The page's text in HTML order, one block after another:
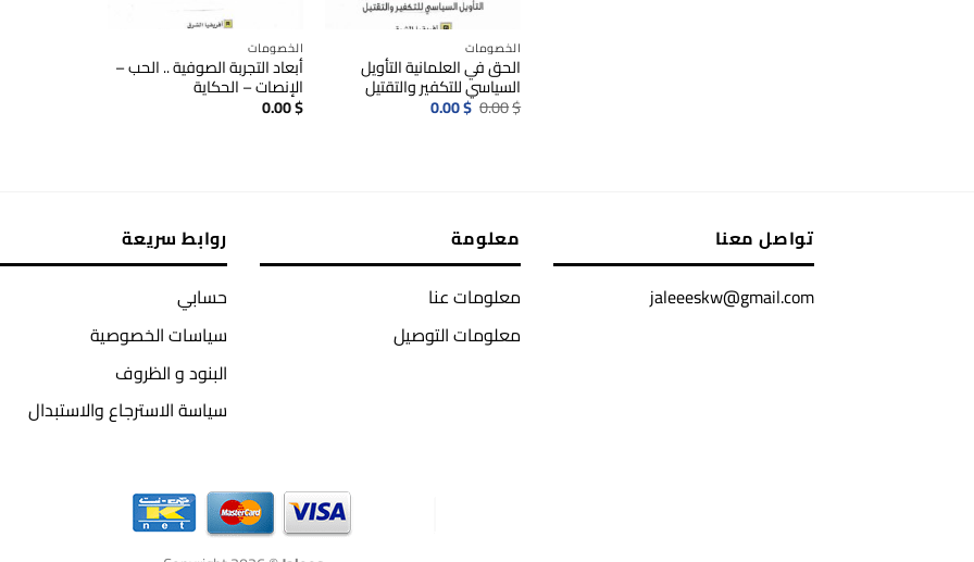
الخصومات
الحق في العلمانية التأويل
السياسي للتكفير والتقتيل
0.00$ السعر
الأصلي
0.00$ السعر
الخصومات
أبعاد التجربة الصوفية .. الحب –
الإنصات – الحكاية
0.00$
تواصل معنا
jaleeeskw@gmail.com
معلومة
معلومات عنا
معلومات التوصيل
روابط سريعة
حسابي
سياسات الخصوصية
البنود و الظروف
سياسة الاسترجاع والاستبدال